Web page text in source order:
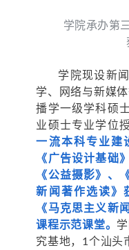
学院承办第
学院现设新
学、网络与新媒
播学一级学科硕
业硕士专业学位
一流本科专业建
《广告设计基础
《公益摄影》、
新闻著作选读》
《马克思主义新
课程示范课堂。
究基地，1个汕头